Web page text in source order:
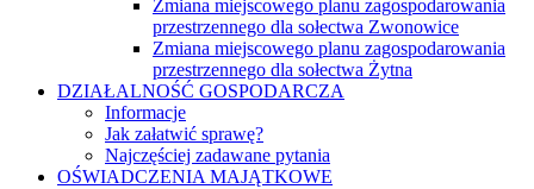
Zmiana miejscowego planu zagospodarowania
przestrzennego dla sołectwa Zwonowice
Zmiana miejscowego planu zagospodarowania
przestrzennego dla sołectwa Żytna
DZIAŁALNOŚĆ GOSPODARCZA
Informacje
Jak załatwić sprawę?
Najczęściej zadawane pytania
OŚWIADCZENIA MAJĄTKOWE